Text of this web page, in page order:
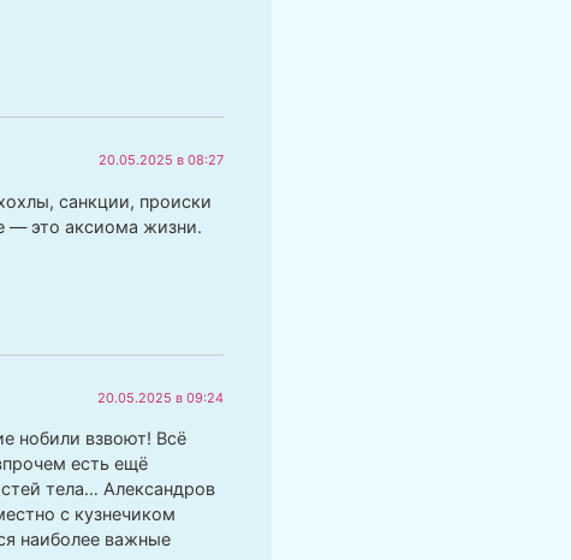
20.05.2025 в 08:27
санкции, происки
— это аксиома жизни.
20.05.2025 в 09:24
нобили взвоют! Всё
есть ещё
тела… Александров
с кузнечиком
наиболее важные